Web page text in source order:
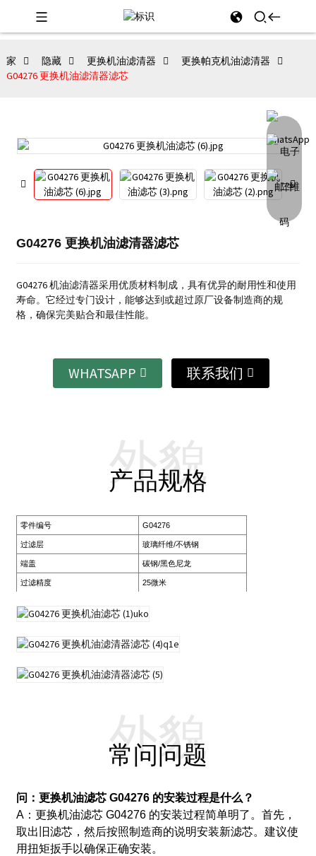
家 隐藏 更换机油滤清器
更换帕克机油滤清器
G04276 更换机油滤清器滤芯
G04276 更换机油滤清器滤芯
G04276 机油滤清器采用优质材料制成，具有优异的耐用性和使用
寿命。 它经过专门设计，能够达到或超过原厂设备制造商的规
格，确保完美贴合和最佳性能。
WHATSAPP 联系我们
产品规格
外貌
零件编号 G04276
过滤层 玻璃纤维/不锈钢
端盖 碳钢/黑色尼龙
过滤精度 25微米
常问问题
外貌
问：更换机油滤芯 G04276 的安装过程是什么？
A：更换机油滤芯 G04276 的安装过程简单明了。 首先，
取出旧滤芯，然后按照制造商的说明安装新滤芯。 建议使
用扭矩扳手以确保正确安装。